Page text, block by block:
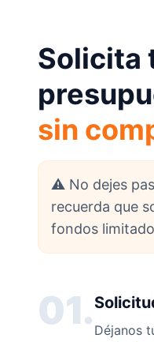
Solicita
sin
⚠️ No dejes
recuerda que
fondos
01. Déjanos